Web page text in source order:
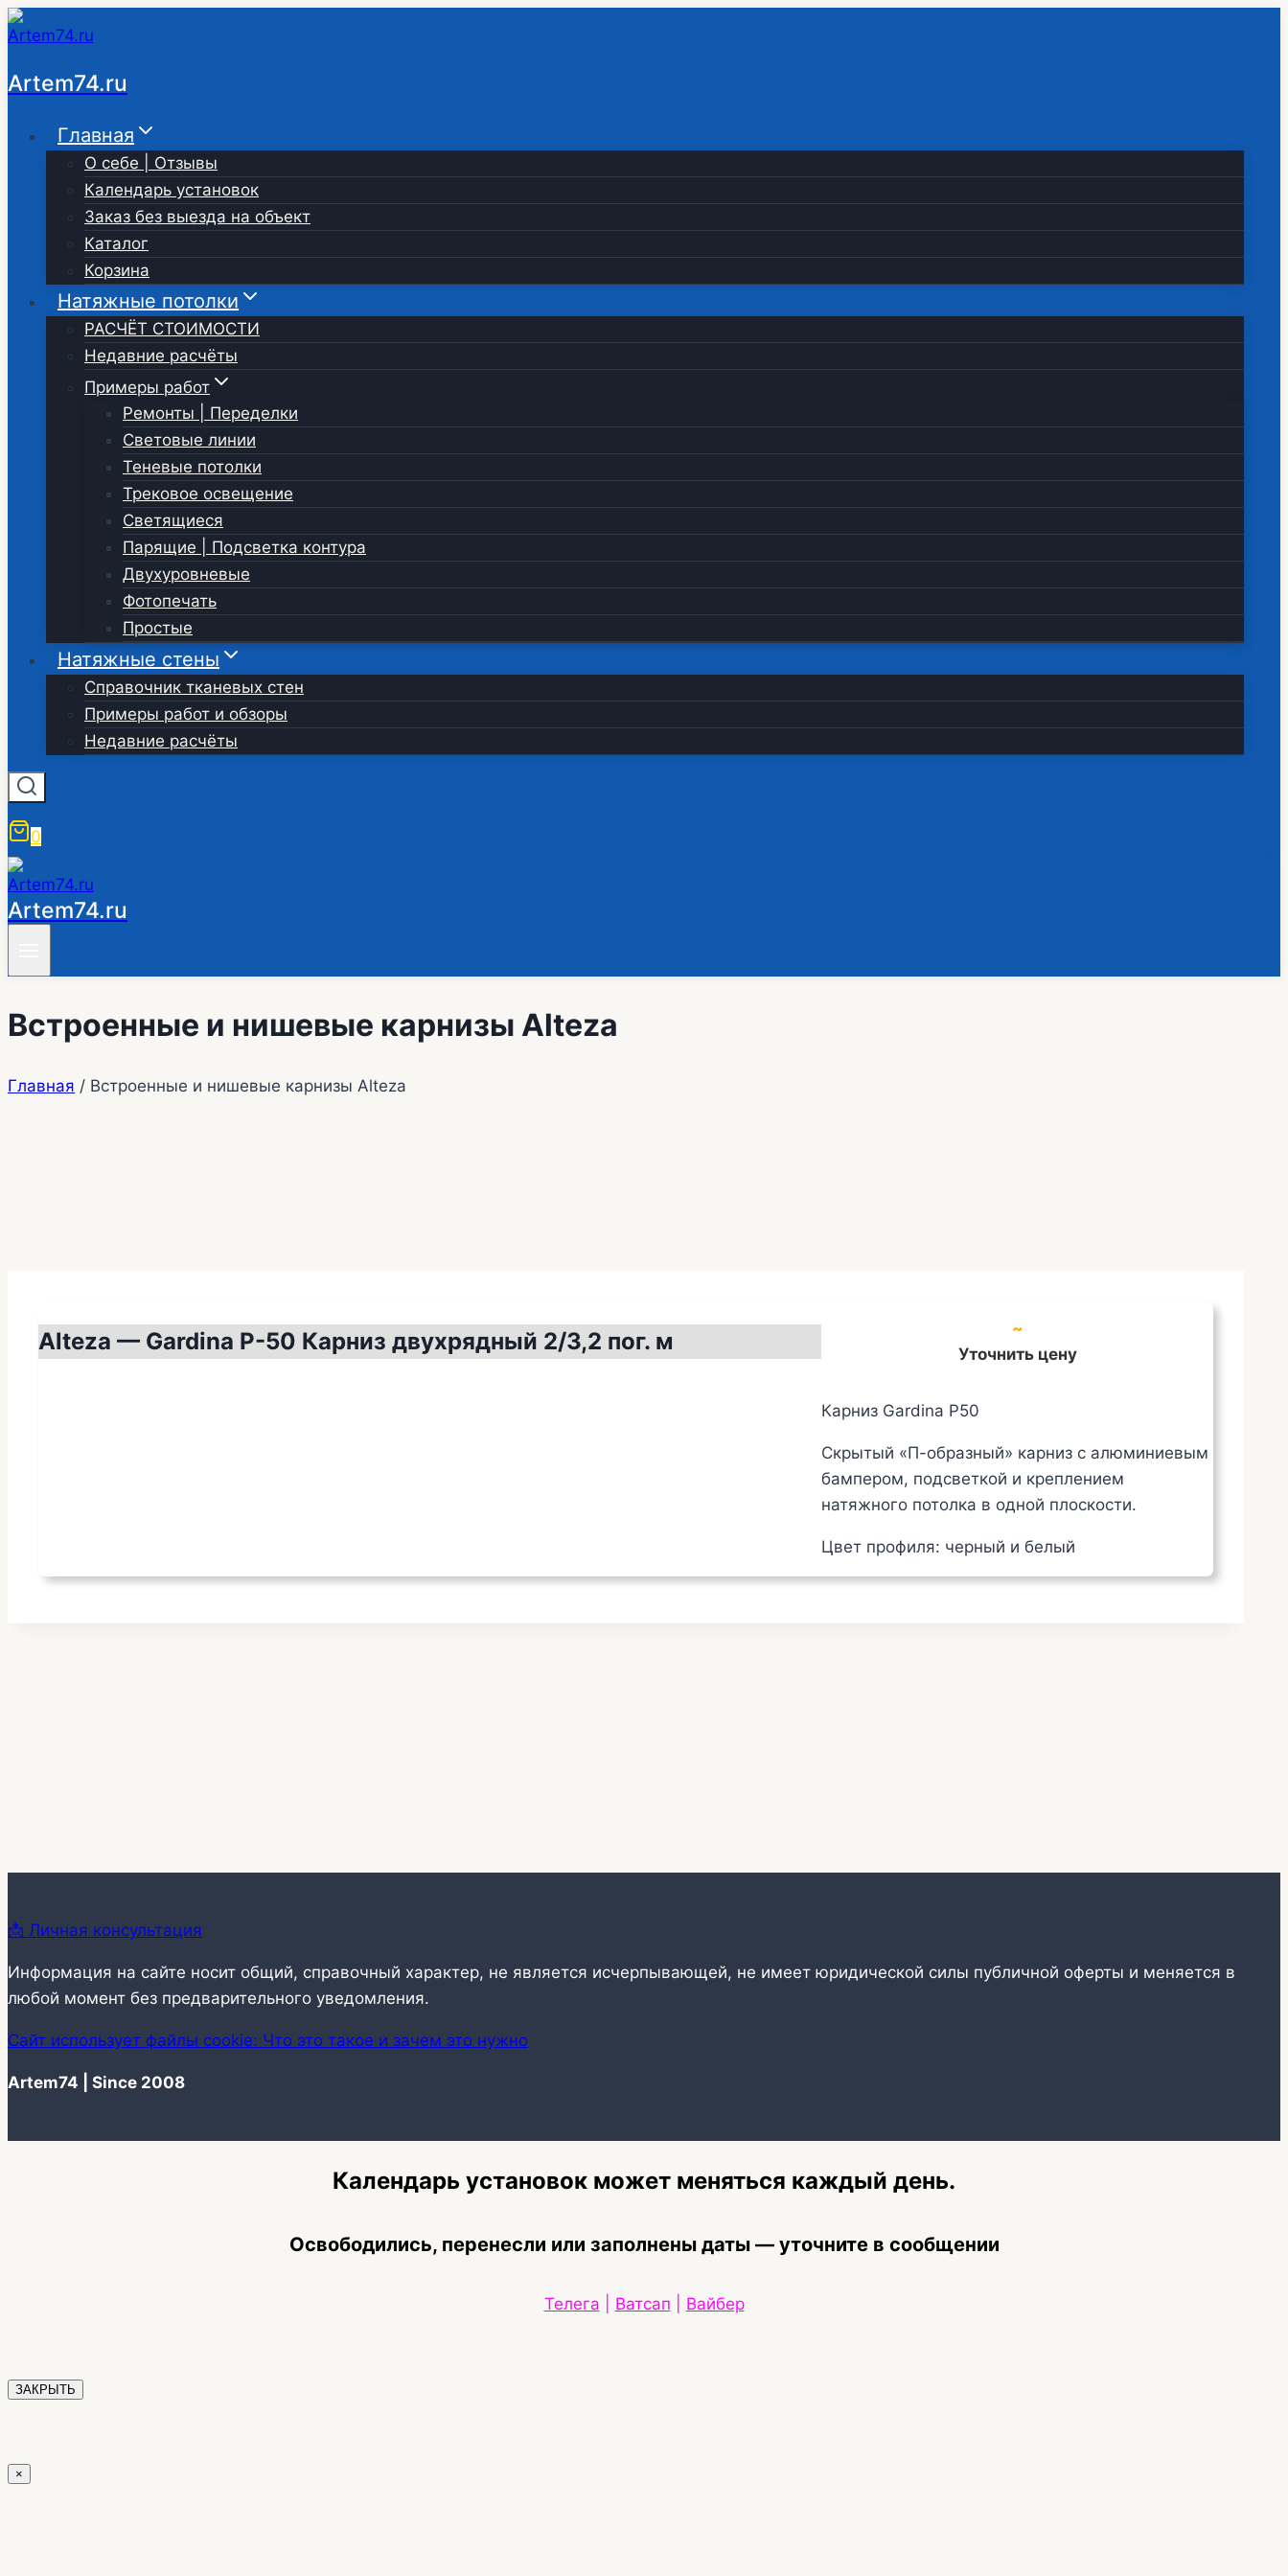
Перейти
к
содержимому
Artem74.ru
Главная
О себе | Отзывы
Календарь установок
Заказ без выезда на объект
Каталог
Корзина
Натяжные потолки
РАСЧЁТ СТОИМОСТИ
Недавние расчёты
Примеры работ
Ремонты | Переделки
Световые линии
Теневые потолки
Трековое освещение
Светящиеся
Парящие | Подсветка контура
Двухуровневые
Фотопечать
Простые
Натяжные стены
Справочник тканевых стен
Примеры работ и обзоры
Недавние расчёты
0
Artem74.ru
Встроенные и нишевые карнизы Alteza
Главная / Встроенные и нишевые карнизы Alteza
Alteza — Gardina P-50 Карниз двухрядный 2/3,2 пог. м
~
Уточнить цену
Карниз Gardina P50
Скрытый «П-образный» карниз с алюминиевым
бампером, подсветкой и креплением
натяжного потолка в одной плоскости.
Цвет профиля: черный и белый
📩 Личная консультация
Информация на сайте носит общий, справочный характер, не является исчерпывающей, не имеет юридической силы публичной оферты и меняется в
любой момент без предварительного уведомления.
Сайт использует файлы cookie: Что это такое и зачем это нужно
Artem74 | Since 2008
Календарь установок может меняться каждый день.
Освободились, перенесли или заполнены даты — уточните в сообщении
Телега Ватсап Вайбер
ЗАКРЫТЬ
×